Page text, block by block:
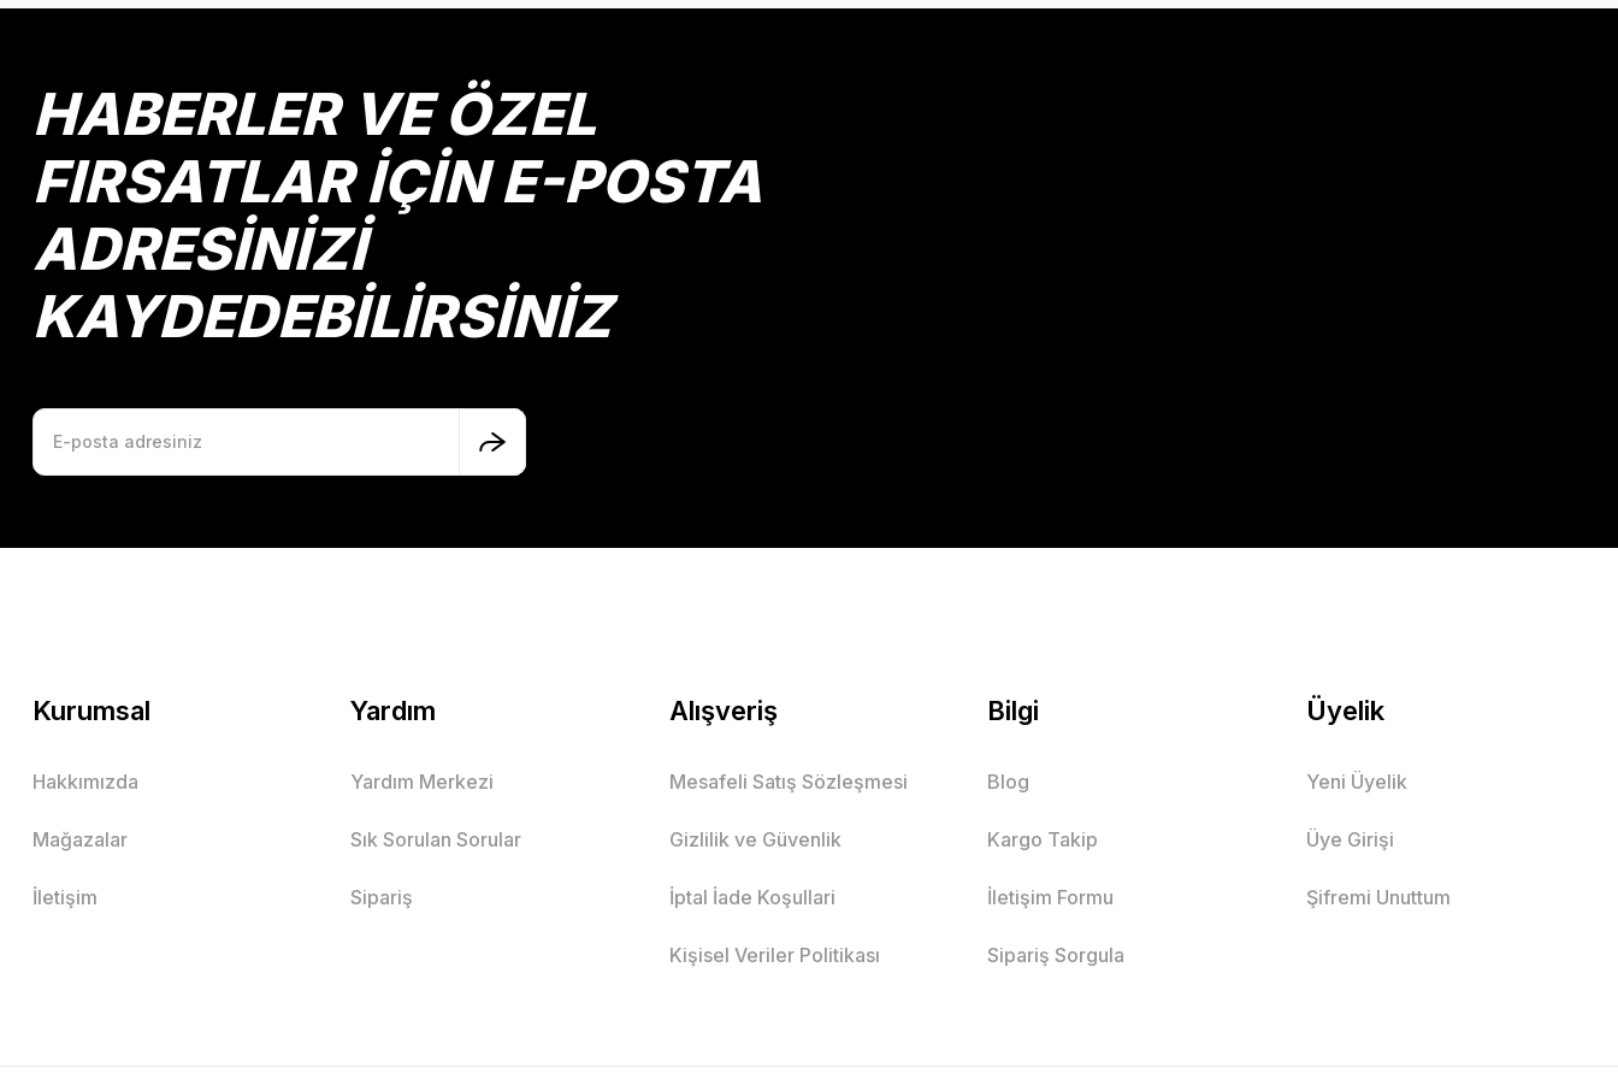
Ürün resmi kalitesiz, bozuk veya görüntülenemiyor.
Ürün fiyatı diğer sitelerden daha pahalı.
Bu ürüne benzer farklı alternatifler olmalı.
HABERLER VE ÖZEL
FIRSATLAR İÇİN E-POSTA
ADRESİNİZİ
KAYDEDEBİLİRSİNİZ
Kurumsal
Hakkımızda
Mağazalar
İletişim
Yardım
Yardım Merkezi
Sık Sorulan Sorular
Sipariş
Alışveriş
Mesafeli Satış Sözleşmesi
Gizlilik ve Güvenlik
İptal İade Koşullari
Kişisel Veriler Politikası
Bilgi
Blog
Kargo Takip
İletişim Formu
Sipariş Sorgula
Üyelik
Yeni Üyelik
Üye Girişi
Şifremi Unuttum